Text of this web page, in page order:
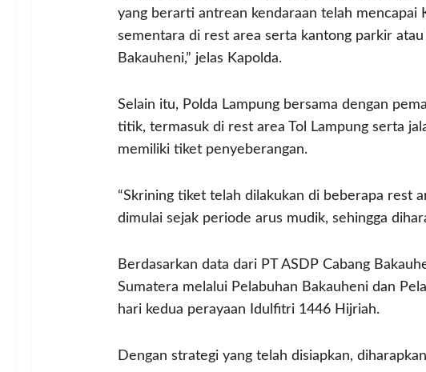
yang berarti antrean kendaraan telah mencapai
sementara di rest area serta kantong parkir
Bakauheni,” jelas Kapolda.
Selain itu, Polda Lampung bersama dengan
titik, termasuk di rest area Tol Lampung serta
memiliki tiket penyeberangan.
“Skrining tiket telah dilakukan di beberapa rest
dimulai sejak periode arus mudik, sehingga
Berdasarkan data dari PT ASDP Cabang
Sumatera melalui Pelabuhan Bakauheni dan
hari kedua perayaan Idulfitri 1446 Hijriah.
Dengan strategi yang telah disiapkan,